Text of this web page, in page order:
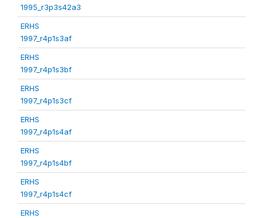
1995_r3p3s42a3
ERHS
1997_r4p1s3af
ERHS
1997_r4p1s3bf
ERHS
1997_r4p1s3cf
ERHS
1997_r4p1s4af
ERHS
1997_r4p1s4bf
ERHS
1997_r4p1s4cf
ERHS